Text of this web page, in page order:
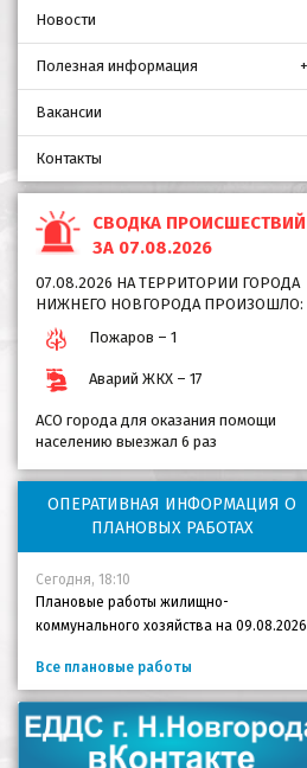
Новости
Полезная информация
Вакансии
Контакты
СВОДКА ПРОИСШЕСТВИЙ
ЗА 07.08.2026
07.08.2026 НА ТЕРРИТОРИИ ГОРОДА
НИЖНЕГО НОВГОРОДА ПРОИЗОШЛО:
Пожаров – 1
Аварий ЖКХ – 17
АСО города для оказания помощи
населению выезжал 6 раз
ОПЕРАТИВНАЯ ИНФОРМАЦИЯ О
ПЛАНОВЫХ РАБОТАХ
Сегодня, 18:10
Плановые работы жилищно-
коммунального хозяйства на 09.08.2026
Все плановые работы